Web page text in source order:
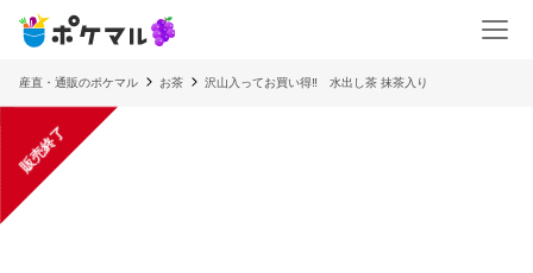
産直・通販のポケマル お茶 沢山入ってお買い得‼︎ 水出し茶 抹茶入り
販売終了